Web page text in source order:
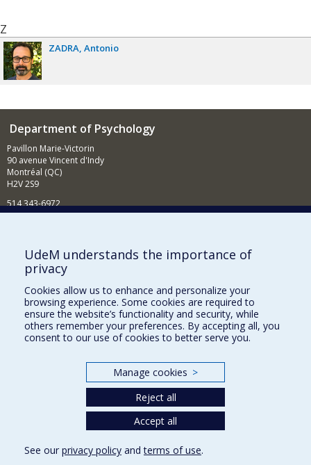
Z
ZADRA Antonio
Department of Psychology
Pavillon Marie-Victorin
90 avenue Vincent d'Indy
Montréal (QC)
H2V 2S9
514 343-6972
Supporting the Department
NEED HELP?
Sitemap
Report a problem
Accessibility
Our Departments and Schools
Programs and Courses in our Faculty
UdeM understands the importance of
privacy
Cookies allow us to enhance and personalize your
browsing experience. Some cookies are required to
ensure the website’s functionality and security, while
others remember your preferences. By accepting all, you
consent to our use of cookies to better serve you.
Manage cookies >
Reject all
Accept all
See our privacy policy andterms of use.